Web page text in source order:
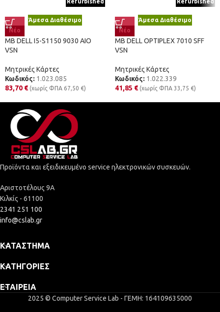
Άμεσα Διαθέσιμο
Νέο
MB DELL I5-S1150 9030 AIO
VSN
Μητρικές Κάρτες
Κωδικός: 1.023.085
83,70 € (χωρίς ΦΠΑ 67,50 €)
Άμεσα Διαθέσιμο
Νέο
MB DELL OPTIPLEX 7010 SFF
VSN
Μητρικές Κάρτες
Κωδικός: 1.022.339
41,85 € (χωρίς ΦΠΑ 33,75 €)
Προϊόντα και εξειδικευμένο service ηλεκτρονικών συσκευών.
Αριστοτέλους 9Α
Κιλκίς - 61100
2341 251 100
info@cslab.gr
ΚΑΤΆΣΤΗΜΑ
ΚΑΤΗΓΟΡΊΕΣ
ΕΤΑΙΡΕΊΑ
2025 © Computer Service Lab - ΓΕΜΗ: 164109635000